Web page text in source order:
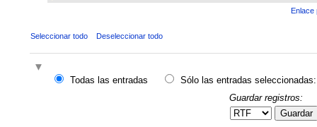
Enlace
Seleccionar todo Deseleccionar todo
Todas las entradas
Sólo las entradas seleccionadas:
Guardar registros:
Guardar